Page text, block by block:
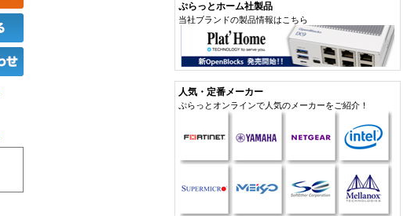
ぷらっとホーム社製品
当社ブランドの製品情報はこちら
人気・定番メーカー
ぷらっとオンラインで人気のメーカーをご紹介！